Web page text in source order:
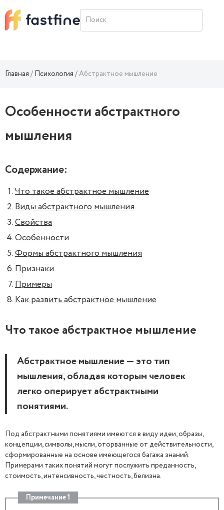
Главная Психология Абстрактное мышление
Особенности абстрактного
мышления
Содержание:
Что такое абстрактное мышление
Виды абстрактного мышления
Свойства
Особенности
Формы абстрактного мышления
Признаки
Примеры
Как развить абстрактное мышление
Что такое абстрактное мышление
Абстрактное мышление — это тип
мышления, обладая которым человек
легко оперирует абстрактными
понятиями.
Под абстрактными понятиями имеются в виду идеи, образы,
концепции, символы, мысли, оторванные от действительности,
сформированные на основе имеющегося багажа знаний.
Примерами таких понятий могут послужить преданность,
стоимость, интенсивность, честность, белизна.
Примечание 1